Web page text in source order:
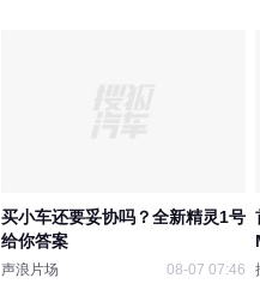
买小车还要妥协吗？全新精灵1号
给你答案
声浪片场 08-07 07:46